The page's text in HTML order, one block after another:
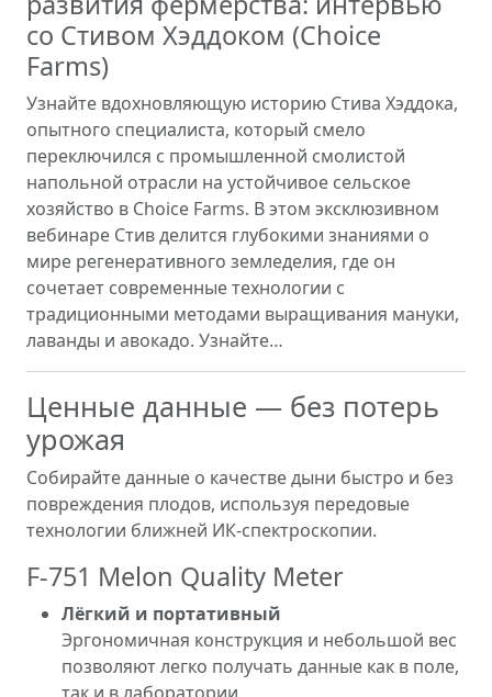
со Стивом Хэддоком (Choice
Farms)
Узнайте вдохновляющую историю Стива Хэддока,
опытного специалиста, который смело
переключился с промышленной смолистой
напольной отрасли на устойчивое сельское
хозяйство в Choice Farms. В этом эксклюзивном
вебинаре Стив делится глубокими знаниями о
мире регенеративного земледелия, где он
сочетает современные технологии с
традиционными методами выращивания мануки,
лаванды и авокадо. Узнайте…
Ценные данные — без потерь
урожая
Собирайте данные о качестве дыни быстро и без
повреждения плодов, используя передовые
технологии ближней ИК-спектроскопии.
F-751 Melon Quality Meter
Лёгкий и портативный
Эргономичная конструкция и небольшой вес
позволяют легко получать данные как в поле,